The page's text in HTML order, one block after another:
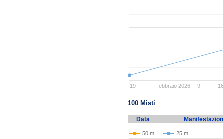
febbraio 2026
19 9
100 Misti
Data
50 m 25 m